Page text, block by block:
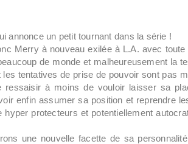
annonce un petit tournant dans la série !
Merry à nouveau exilée à L.A. avec
de monde et malheureusement la
tentatives de prise de pouvoir sont pas
ressaisir à moins de vouloir laisser sa
enfin assumer sa position et reprendre
hyper protecteurs et potentiellement
une nouvelle facette de sa